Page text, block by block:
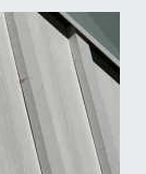
Collection...